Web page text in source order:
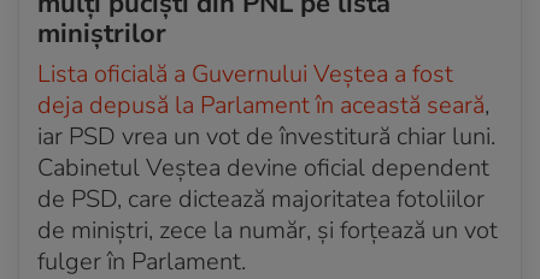
PNL dă un ultimatum pentru Adrian Veștea și
susținătorii lui
Acum 4 saptamani
Oana Gheorghiu, discurs la Congresul Extraordinar
al PNL
Acum 4 saptamani
Adrian Veștea nu va fi exclus din PNL
miniștrilor
Lista oficială a Guvernului Veștea a fost
deja depusă la Parlament în această seară,
iar PSD vrea un vot de învestitură chiar luni.
Cabinetul Veștea devine oficial dependent
de PSD, care dictează majoritatea fotoliilor
de miniștri, zece la număr, și forțează un vot
fulger în Parlament.